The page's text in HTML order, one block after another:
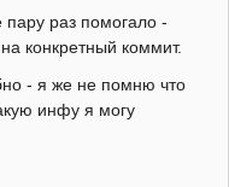
пару раз помогало -
конкретный коммит.
- я же не помню что
инфу я могу